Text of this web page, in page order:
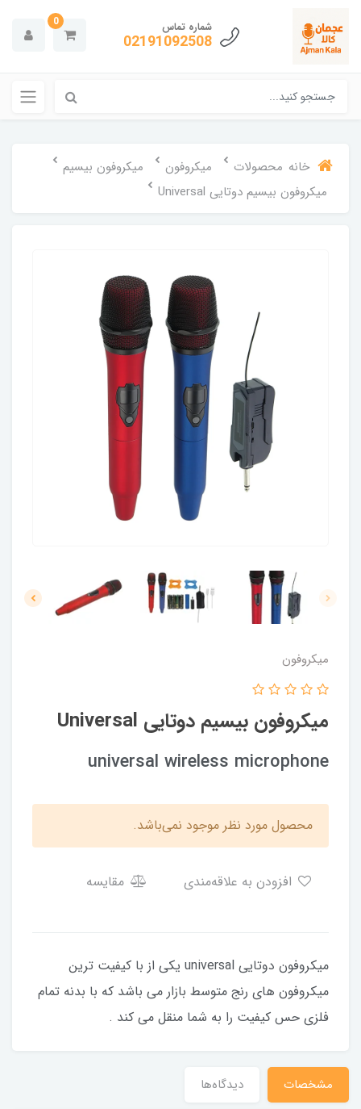
شماره تماس
02191092508
0
خانه محصولات میکروفون
میکروفون بیسیم
میکروفون بیسیم دوتایی Universal
میکروفون
میکروفون بیسیم دوتایی Universal
universal wireless microphone
محصول مورد نظر موجود نمی‌باشد.
مقایسه
میکروفون دوتایی universal یکی از با کیفیت ترین
میکروفون های رنج متوسط بازار می باشد که با بدنه تمام
فلزی حس کیفیت را به شما منقل می کند .
مشخصات دیدگاه‌ها